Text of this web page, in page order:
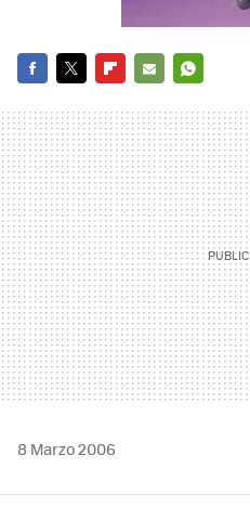
MAIL
8 Marzo 2006